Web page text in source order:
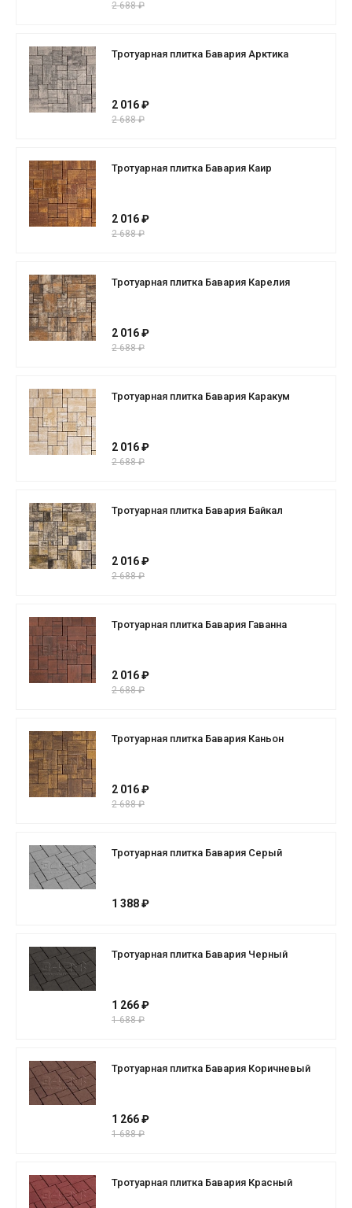
2 688 ₽
Тротуарная плитка Бавария Арктика
2 016 ₽
2 688 ₽
Тротуарная плитка Бавария Каир
2 016 ₽
2 688 ₽
Тротуарная плитка Бавария Карелия
2 016 ₽
2 688 ₽
Тротуарная плитка Бавария Каракум
2 016 ₽
2 688 ₽
Тротуарная плитка Бавария Байкал
2 016 ₽
2 688 ₽
Тротуарная плитка Бавария Гаванна
2 016 ₽
2 688 ₽
Тротуарная плитка Бавария Каньон
2 016 ₽
2 688 ₽
Тротуарная плитка Бавария Серый
1 388 ₽
Тротуарная плитка Бавария Черный
1 266 ₽
1 688 ₽
Тротуарная плитка Бавария Коричневый
1 266 ₽
1 688 ₽
Тротуарная плитка Бавария Красный